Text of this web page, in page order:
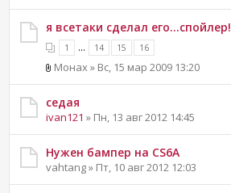
я всетаки сделал его...спойлер!
1 ... 14 15 16
Монах » Вс, 15 мар 2009 13:20
седая
ivan121 » Пн, 13 авг 2012 14:45
Нужен бампер на CS6A
vahtang » Пт, 10 авг 2012 12:03